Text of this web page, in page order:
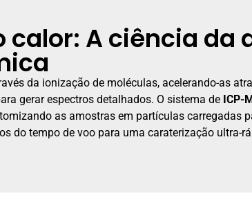
A ciência da
da ionização de moléculas, acelerando-as
gerar espectros detalhados. O sistema de ICP-
as amostras em partículas carregadas
do tempo de voo para uma caraterização ultra-